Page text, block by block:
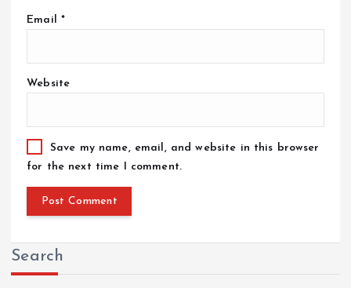
Email *
Website
Save my name, email, and website in this browser
for the next time I comment.
Search